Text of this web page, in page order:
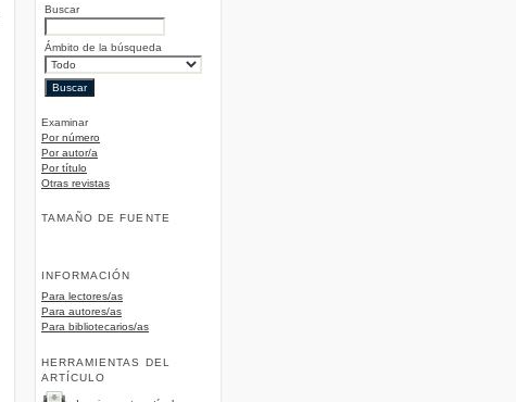
Buscar
Ámbito de la búsqueda
Examinar
Por número
Por autor/a
Por título
Otras revistas
TAMAÑO DE FUENTE
INFORMACIÓN
Para lectores/as
Para autores/as
Para bibliotecarios/as
HERRAMIENTAS DEL
ARTÍCULO